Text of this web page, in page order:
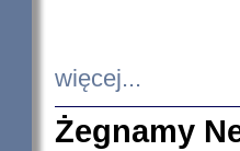
więcej...
Żegnamy